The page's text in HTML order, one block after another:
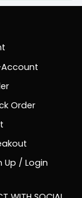
Order
Up / Login